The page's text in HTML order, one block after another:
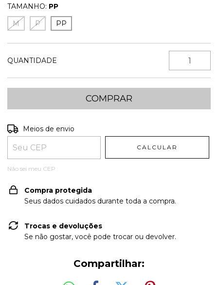
TAMANHO: PP
M
P PP
QUANTIDADE
Entregas para o CEP:
Meios de envio
CALCULAR
Não sei meu CEP
Compra protegida
Seus dados cuidados durante toda a compra.
Trocas e devoluções
Se não gostar, você pode trocar ou devolver.
Compartilhar: